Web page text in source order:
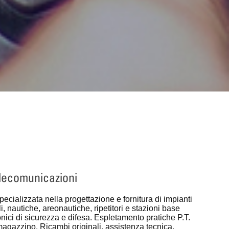
nella progettazione e fornitura di impianti
nautiche, areonautiche, ripetitori e stazioni base
di sicurezza e difesa. Espletamento pratiche P.T.
Ricambi originali, assistenza tecnica.